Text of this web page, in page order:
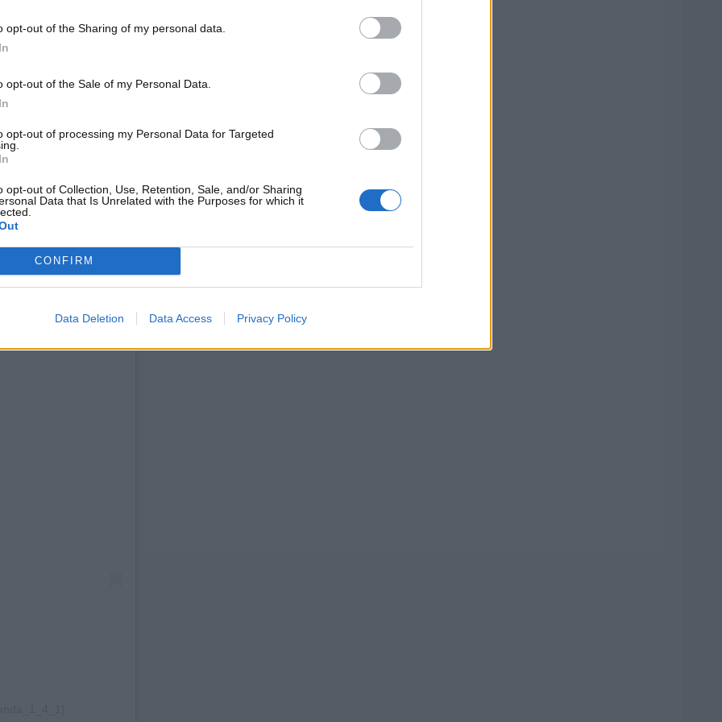
opt-out of the Sharing of my personal data.
opt-out of the Sale of my Personal Data.
opt-out of processing my Personal Data for Targeted
opt-out of Collection, Use, Retention, Sale, and/or Sharing
Data that Is Unrelated with the Purposes for which it
CONFIRM
Data Deletion Data Access Privacy Policy
l’iniziativa è davvero unica
non fisicamente quantomeno digitalmente. Attraverso il
la leggendaria auto italiana è pronta a farvi
ancora niente di ufficiale, tuttavia alcuni indizi sono
7, laddove sono apaprse tracce significative e
Panda originale nel famoso simulatore di guida.